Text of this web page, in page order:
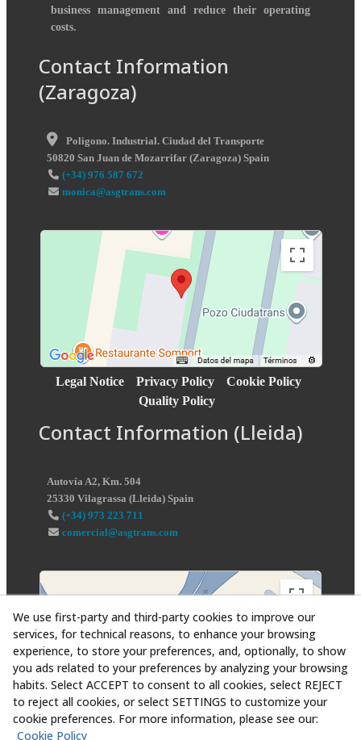
business management and reduce their operating
costs.
Contact Information
(Zaragoza)
Poligono. Industrial. Ciudad del Transporte
50820 San Juan de Mozarrifar (Zaragoza) Spain
(+34) 976 587 672
monica@asgtrans.com
Legal Notice Privacy Policy
Cookie Policy
Quality Policy
Contact Information (Lleida)
Autovía A2, Km. 504
25330 Vilagrassa (Lleida) Spain
(+34) 973 223 711
comercial@asgtrans.com
We use first-party and third-party cookies to improve our
services, for technical reasons, to enhance your browsing
experience, to store your preferences, and, optionally, to show
you ads related to your preferences by analyzing your browsing
habits. Select ACCEPT to consent to all cookies, select REJECT
to reject all cookies, or select SETTINGS to customize your
cookie preferences. For more information, please see our:
Cookie Policy